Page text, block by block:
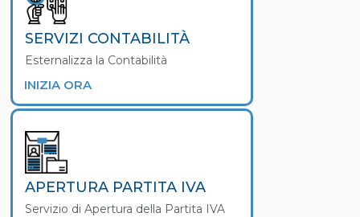
SERVIZI CONTABILITÀ
Esternalizza la Contabilità
INIZIA ORA
APERTURA PARTITA IVA
Servizio di Apertura della Partita IVA